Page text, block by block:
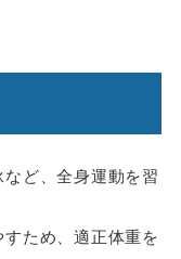
ど、全身運動を習
ため、適正体重を